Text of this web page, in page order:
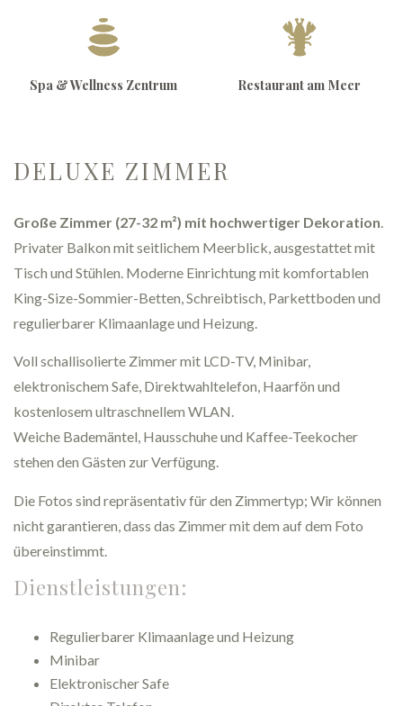
Spa & Wellness Zentrum Restaurant am Meer
DELUXE ZIMMER
Große Zimmer (27-32 m²) mit hochwertiger Dekoration
Privater Balkon mit seitlichem Meerblick, ausgestattet mit
Tisch und Stühlen. Moderne Einrichtung mit komfortablen
King-Size-Sommier-Betten, Schreibtisch, Parkettboden und
regulierbarer Klimaanlage und Heizung.
Voll schallisolierte Zimmer mit LCD-TV, Minibar,
elektronischem Safe, Direktwahltelefon, Haarfön und
kostenlosem ultraschnellem WLAN.
Weiche Bademäntel, Hausschuhe und Kaffee-Teekocher
stehen den Gästen zur Verfügung.
Die Fotos sind repräsentativ für den Zimmertyp; Wir können
nicht garantieren, dass das Zimmer mit dem auf dem Foto
übereinstimmt.
Dienstleistungen:
Regulierbarer Klimaanlage und Heizung
Minibar
Elektronischer Safe